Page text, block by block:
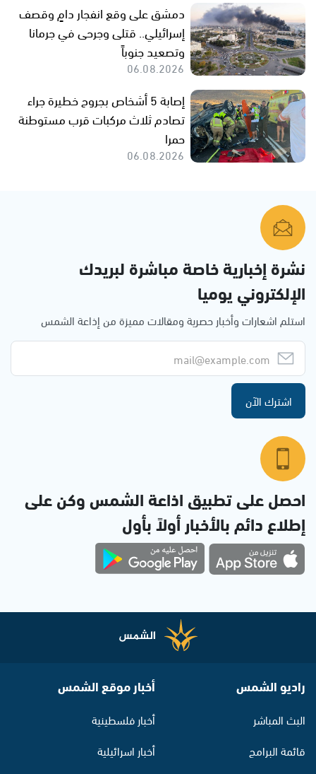
دمشق على وقع انفجار دامٍ وقصف
إسرائيلي.. قتلى وجرحى في جرمانا
وتصعيد جنوباً
06.08.2026
إصابة 5 أشخاص بجروح خطيرة جراء
تصادم ثلاث مركبات قرب مستوطنة
حمرا
06.08.2026
نشرة إخبارية خاصة مباشرة لبريدك
الإلكتروني يوميا
استلم اشعارات وأخبار حصرية ومقالات مميزة من إذاعة الشمس
اشترك الآن
احصل على تطبيق اذاعة الشمس وكن على
إطلاع دائم بالأخبار أولاً بأول
راديو الشمس
البث المباشر
قائمة البرامج
أخبار موقع الشمس
أخبار فلسطينية
أخبار اسرائيلية